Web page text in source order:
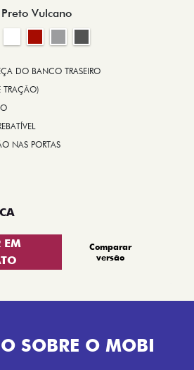
Preto Vulcano
DO BANCO TRASEIRO
TRAÇÃO)
NAS PORTAS
EM
Comparar
versão
SOBRE O MOBI